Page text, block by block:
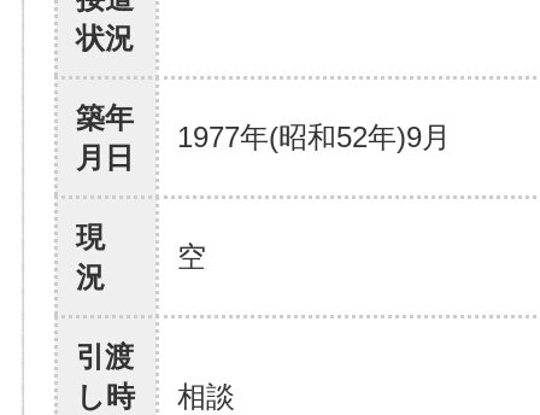
状況
築年
月日
1977年(昭和52年)9月
現
況
空
引渡
し時
相談